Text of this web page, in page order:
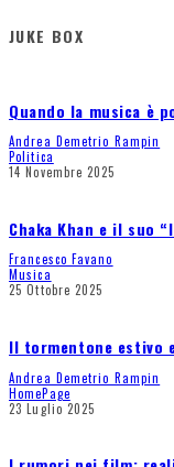
JUKE BOX
Quando la musica è
Andrea Demetrio Rampin
Politica
14 Novembre 2025
Chaka Khan e il suo
Francesco Favano
Musica
25 Ottobre 2025
Il tormentone estivo
Andrea Demetrio Rampin
HomePage
23 Luglio 2025